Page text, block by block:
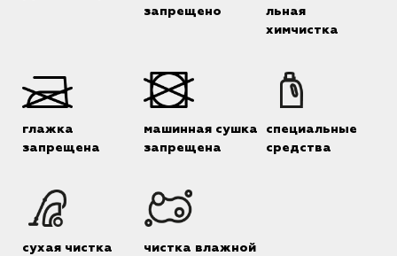
запрещено
льная
химчистка
глажка
запрещена
машинная сушка
запрещена
специальные
средства
сухая чистка
чистка влажной